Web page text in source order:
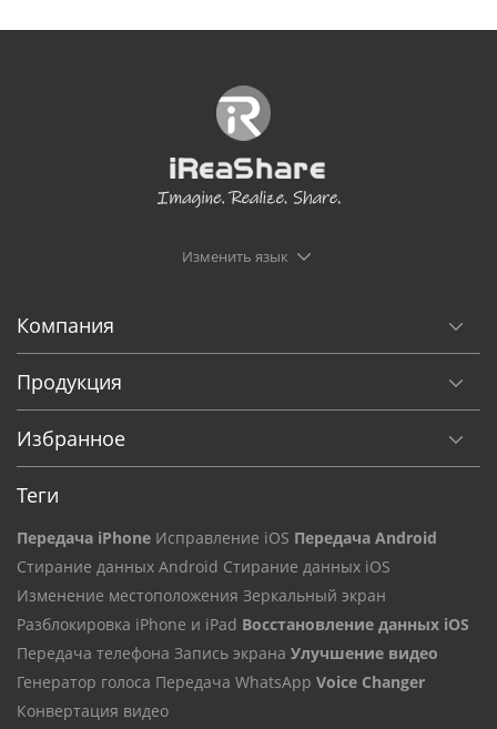
Изменить язык
Компания
Продукция
Избранное
Теги
Передача iPhone Исправление iOS Передача Android
Стирание данных Android Стирание данных iOS
Изменение местоположения Зеркальный экран
Разблокировка iPhone и iPad Восстановление данных iOS
Передача телефона Запись экрана Улучшение видео
Генератор голоса Передача WhatsApp Voice Changer
Конвертация видео